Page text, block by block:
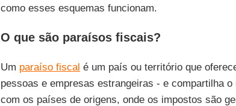
como esses esquemas funcionam.
O que são paraísos fiscais?
Um paraíso fiscal é um país ou território que
pessoas e empresas estrangeiras - e compartilha
com os países de origens, onde os impostos são